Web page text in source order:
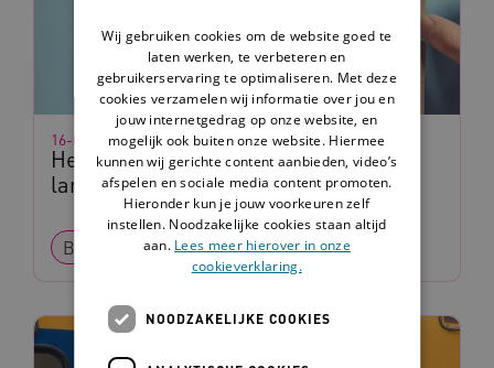
Help! De kwaliteitsmedewerker komt
langs…
16-06-2026
Blog
Wij gebruiken cookies om de website goed te
laten werken, te verbeteren en
gebruikerservaring te optimaliseren. Met deze
cookies verzamelen wij informatie over jou en
jouw internetgedrag op onze website, en
mogelijk ook buiten onze website. Hiermee
kunnen wij gerichte content aanbieden, video’s
afspelen en sociale media content promoten.
Hieronder kun je jouw voorkeuren zelf
instellen. Noodzakelijke cookies staan altijd
aan. Lees meer hierover in onze
cookieverklaring.
NOODZAKELIJKE COOKIES